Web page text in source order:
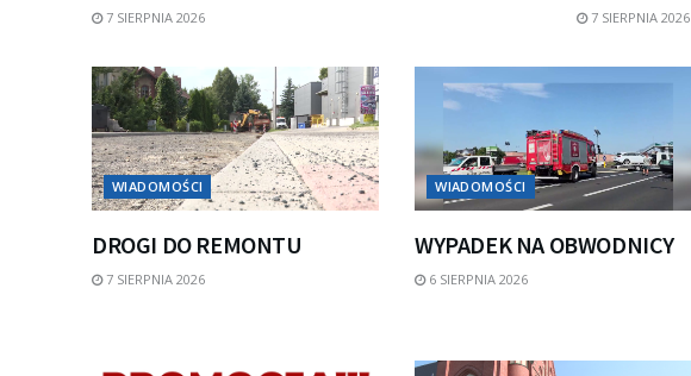
7 SIERPNIA 2026 7 SIERPNIA 2026
WIADOMOŚCI
DROGI DO REMONTU
7 SIERPNIA 2026
WIADOMOŚCI
WYPADEK NA OBWODNICY
6 SIERPNIA 2026